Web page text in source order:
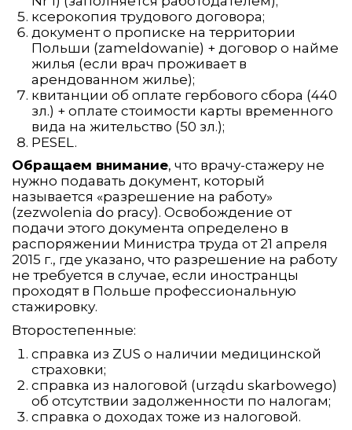
ксерокопия трудового договора;
документ о прописке на территории
Польши (zameldowanie) + договор о найме
жилья (если врач проживает в
арендованном жилье);
квитанции об оплате гербового сбора (440
зл.) + оплате стоимости карты временного
вида на жительство (50 зл.);
PESEL.
Обращаем внимание, что врачу-стажеру не
нужно подавать документ, который
называется «разрешение на работу»
(zezwolenia do pracy). Освобождение от
подачи этого документа определено в
распоряжении Министра труда от 21 апреля
2015 г., где указано, что разрешение на работу
не требуется в случае, если иностранцы
проходят в Польше профессиональную
стажировку.
Второстепенные:
справка из ZUS о наличии медицинской
страховки;
справка из налоговой (urządu skarbowego)
об отсутствии задолженности по налогам;
справка о доходах тоже из налоговой.